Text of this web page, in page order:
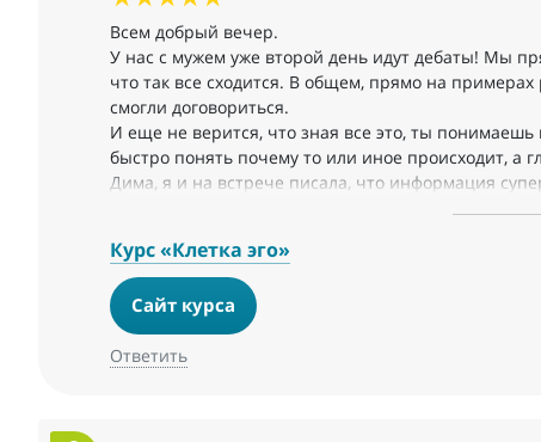
Всем добрый вечер.
У нас с мужем уже второй день идут дебаты! Мы
что так все сходится. В общем, прямо на
смогли договориться.
И еще не верится, что зная все это, ты
быстро понять почему то или иное происходит, а
Дима, я и на встрече писала, что информация
через монитор. Я благодарю вас с Людмилой за
Курс «Клетка эго»
Сайт курса
Ответить